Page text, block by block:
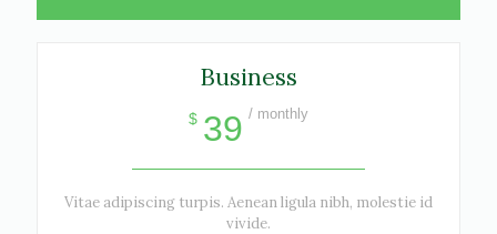
Business
$ 39 / monthly
Vitae adipiscing turpis. Aenean ligula nibh, molestie id
vivide.